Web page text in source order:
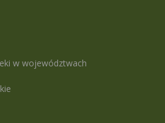
w województwach